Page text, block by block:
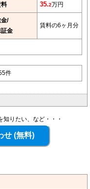
35.2万円
/
金
賃料の6ヶ月分
件
りたい、など・・・